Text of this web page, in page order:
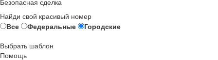
Безопасная сделка
Найди свой красивый номер
Все
Федеральные
Городские
Выбрать шаблон
Помощь